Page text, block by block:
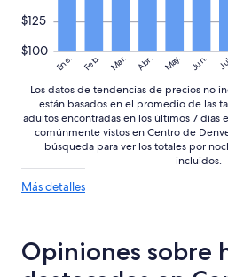
Ene. Feb. Mar. Abr. May. Jun.
$100
$125
Los datos de tendencias de precios no
están basados en el promedio de las
adultos encontradas en los últimos 7 días
comúnmente vistos en Centro de
búsqueda para ver los totales por
incluidos.
Más detallesMás
tendencias
de
Opiniones sobre